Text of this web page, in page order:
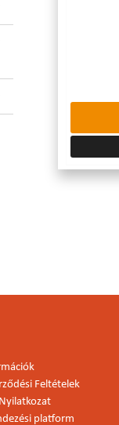
Feltételek
platform